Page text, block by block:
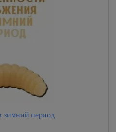
зимний период